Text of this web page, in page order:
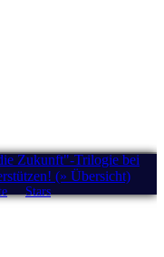
Zukunft"-Trilogie bei
(» Übersicht)
Stars